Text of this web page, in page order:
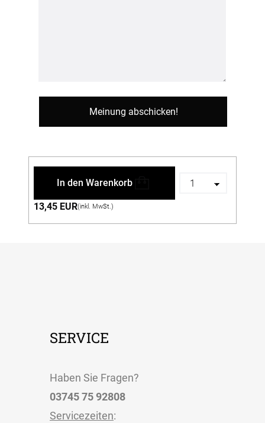
In den Warenkorb
13,45 EUR(inkl. MwSt.)
SERVICE
Haben Sie Fragen?
03745 75 92808
Servicezeiten: